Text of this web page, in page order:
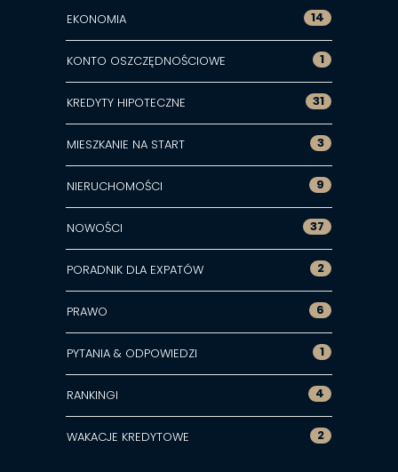
EKONOMIA 14
KONTO OSZCZĘDNOŚCIOWE 1
KREDYTY HIPOTECZNE 31
MIESZKANIE NA START 3
NIERUCHOMOŚCI 9
NOWOŚCI 37
PORADNIK DLA EXPATÓW 2
PRAWO 6
PYTANIA & ODPOWIEDZI 1
RANKINGI 4
WAKACJE KREDYTOWE 2